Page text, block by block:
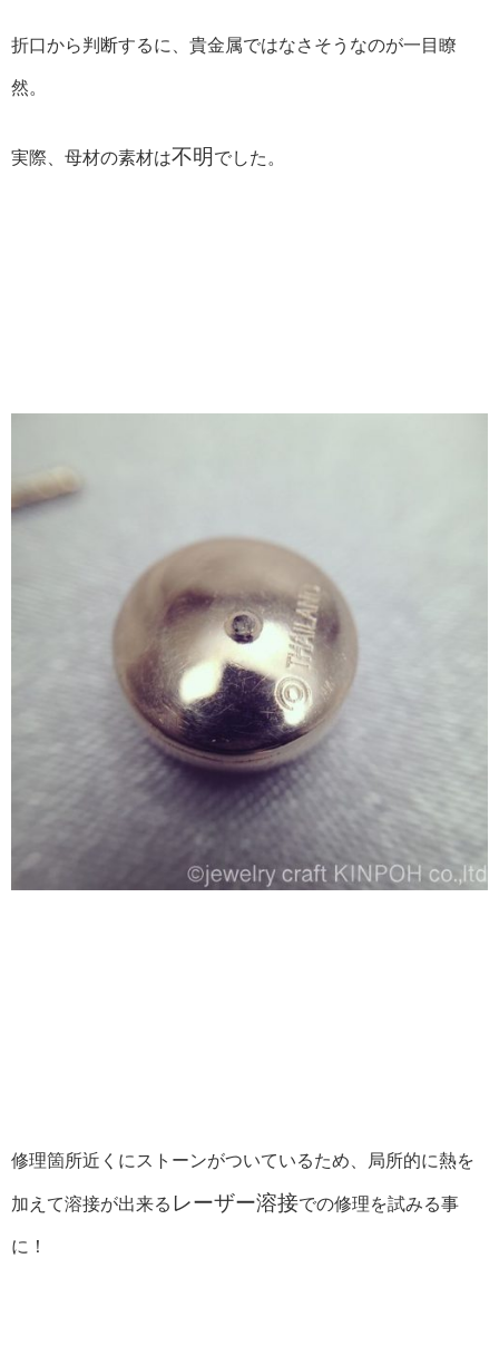
折口から判断するに、貴金属ではなさそうなのが一目瞭
然。
実際、母材の素材は不明 でした。
修理箇所近くにストーンがついているため、局所的に熱を
加えて溶接が出来る レーザー溶接での修理を試みる事
に！